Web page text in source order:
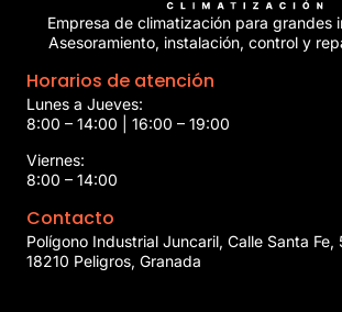
Empresa de climatización para grandes
Asesoramiento, instalación, control y
Horarios de atención
Lunes a Jueves:
8:00 – 14:00 | 16:00 – 19:00
Viernes:
8:00 – 14:00
Contacto
Polígono Industrial Juncaril, Calle Santa Fe,
18210 Peligros, Granada